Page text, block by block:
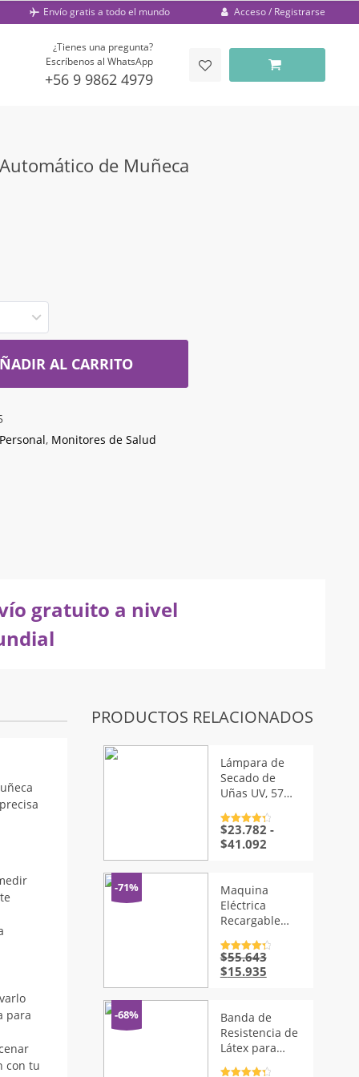
Envío gratis a todo el mundo Acceso / Registrarse
¿Tienes una pregunta?
Escríbenos al WhatsApp
+56 9 9862 4979
de Muñeca
AL CARRITO
, Monitores de Salud
gratuito a nivel
para
con tu
PRODUCTOS RELACIONADOS
Lámpara de
Secado de
Uñas UV, 57
Valorado
con4.5 de
5
$23.782 -
$41.092Rango
desde
hasta
$41.092
-71%
Maquina
Eléctrica
Recargable
Valorado
con4.5de
5
$55.643
El
era:
$55.643.
$15.935El
es:
$15.935.
-68%
Banda de
Resistencia de
Látex para